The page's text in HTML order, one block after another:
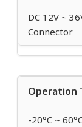
DC 12V ~
Connector
Operation
-20°C ~